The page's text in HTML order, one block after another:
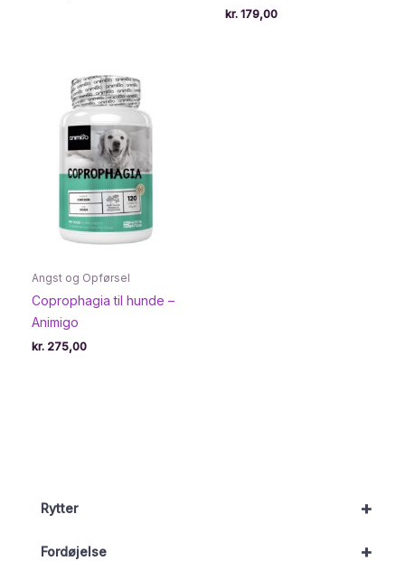
+
Rytter
+
Fordøjelse
kr. 179,00
Angst og Opførsel
Coprophagia til hunde –
Animigo
kr. 275,00